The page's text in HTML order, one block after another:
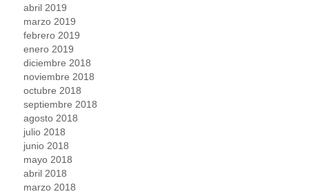
abril 2019
marzo 2019
febrero 2019
enero 2019
diciembre 2018
noviembre 2018
octubre 2018
septiembre 2018
agosto 2018
julio 2018
junio 2018
mayo 2018
abril 2018
marzo 2018